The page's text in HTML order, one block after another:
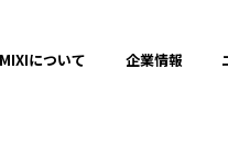
MIXIについて 企業情報